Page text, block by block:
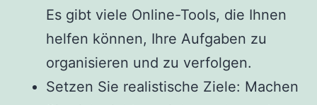
Es gibt viele Online-Tools, die Ihnen
helfen können, Ihre Aufgaben zu
organisieren und zu verfolgen.
Setzen Sie realistische Ziele: Machen